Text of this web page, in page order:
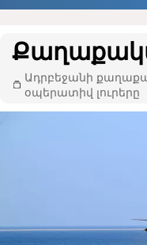
Ադրբեջանի
օպերատիվ լուրերը